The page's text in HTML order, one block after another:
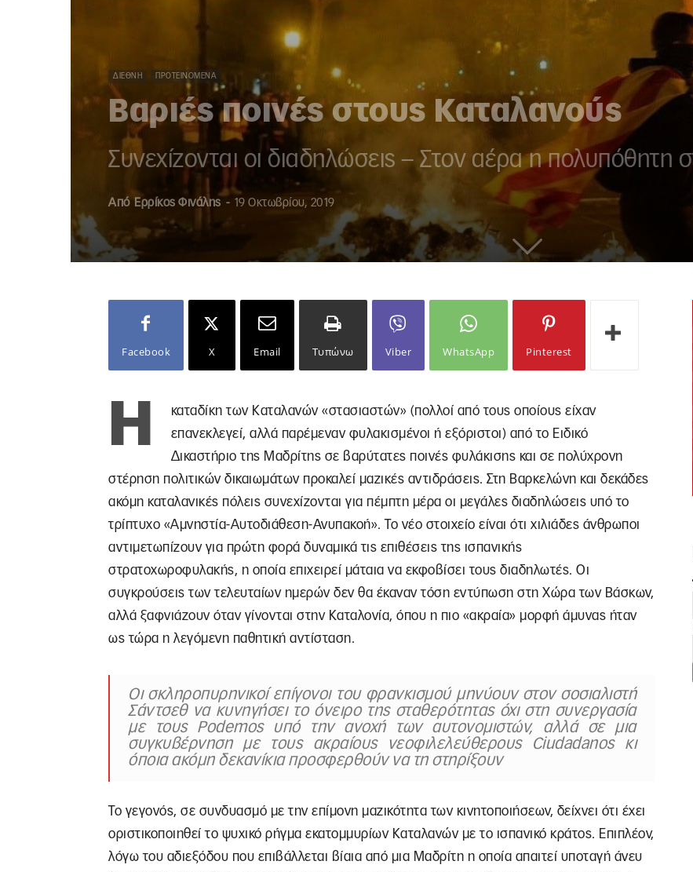
ΔΙΕΘΝΉ ΠΡΟΤΕΙΝΌΜΕΝΑ
Βαριές ποινές στους Καταλανούς
Συνεχίζονται οι διαδηλώσεις – Στον αέρα η πολυπόθητη
Από Ερρίκος Φινάλης - 19 Οκτωβρίου, 2019
Facebook X Email Τυπώνω Viber WhatsApp Pinterest
Η
καταδίκη των Καταλανών «στασιαστών» (πολλοί από τους οποίους είχαν
επανεκλεγεί, αλλά παρέμεναν φυλακισμένοι ή εξόριστοι) από το Ειδικό
Δικαστήριο της Μαδρίτης σε βαρύτατες ποινές φυλάκισης και σε πολύχρονη
στέρηση πολιτικών δικαιωμάτων προκαλεί μαζικές αντιδράσεις. Στη Βαρκελώνη και δεκάδες
ακόμη καταλανικές πόλεις συνεχίζονται για πέμπτη μέρα οι μεγάλες διαδηλώσεις υπό το
τρίπτυχο «Αμνηστία-Αυτοδιάθεση-Ανυπακοή». Το νέο στοιχείο είναι ότι χιλιάδες άνθρωποι
αντιμετωπίζουν για πρώτη φορά δυναμικά τις επιθέσεις της ισπανικής
στρατοχωροφυλακής, η οποία επιχειρεί μάταια να εκφοβίσει τους διαδηλωτές. Οι
συγκρούσεις των τελευταίων ημερών δεν θα έκαναν τόση εντύπωση στη Χώρα των Βάσκων,
αλλά ξαφνιάζουν όταν γίνονται στην Καταλονία, όπου η πιο «ακραία» μορφή άμυνας ήταν
ως τώρα η λεγόμενη παθητική αντίσταση.
Οι σκληροπυρηνικοί επίγονοι του φρανκισμού μηνύουν στον σοσιαλιστή
Σάντσεθ να κυνηγήσει το όνειρο της σταθερότητας όχι στη συνεργασία
με τους Podemos υπό την ανοχή των αυτονομιστών, αλλά σε μια
συγκυβέρνηση με τους ακραίους νεοφιλελεύθερους Ciudadanos κι
όποια ακόμη δεκανίκια προσφερθούν να τη στηρίξουν
Το γεγονός, σε συνδυασμό με την επίμονη μαζικότητα των κινητοποιήσεων, δείχνει ότι έχει
οριστικοποιηθεί το ψυχικό ρήγμα εκατομμυρίων Καταλανών με το ισπανικό κράτος. Επιπλέον,
λόγω του αδιεξόδου που επιβάλλεται βίαια από μια Μαδρίτη η οποία απαιτεί υποταγή άνευ